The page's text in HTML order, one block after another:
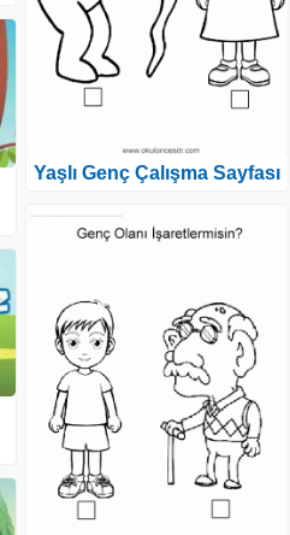
Yaşlı Genç Çalışma Sayfası